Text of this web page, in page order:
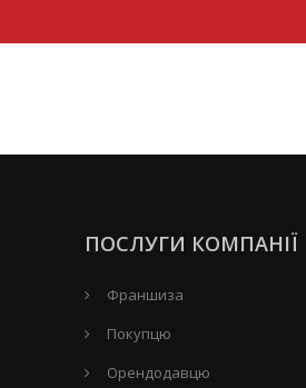
ПОСЛУГИ КОМПАНІЇ
Франшиза
Покупцю
Орендодавцю